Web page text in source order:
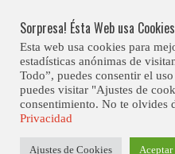
content
Club Contest.
Sorpresa! Ésta Web usa Cookies
Esta web usa cookies para
estadísticas anónimas de
Todo”, puedes consentir el
puedes visitar "Ajustes de
consentimiento. No te olvides
Privacidad
Ajustes de Cookies Aceptar